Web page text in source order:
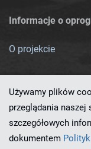
Informacje o
O projekcie
Ten serwis działa
Używamy plików
przeglądania
szczegółowych
dokumentem